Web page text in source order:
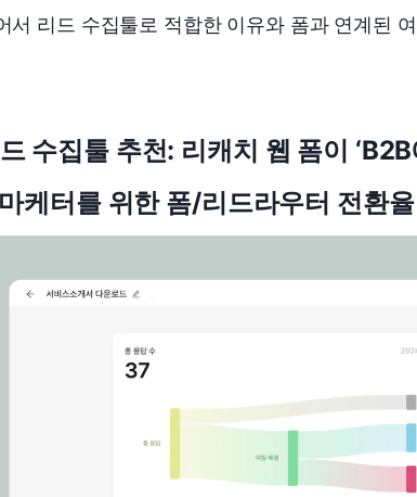
서 리드 수집툴로 적합한 이유와 폼과 연계된
수집툴 추천: 리캐치 웹 폼이
마케터를 위한 폼/리드라우터 전환